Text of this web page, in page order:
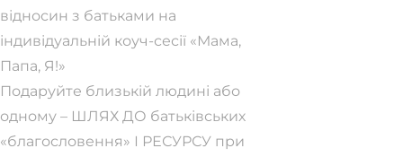
відносин з батьками на
індивідуальній коуч-сесії «Мама,
Папа, Я!»
Подаруйте близькій людині або
одному – ШЛЯХ ДО батьківських
«благословення» І РЕСУРСУ при